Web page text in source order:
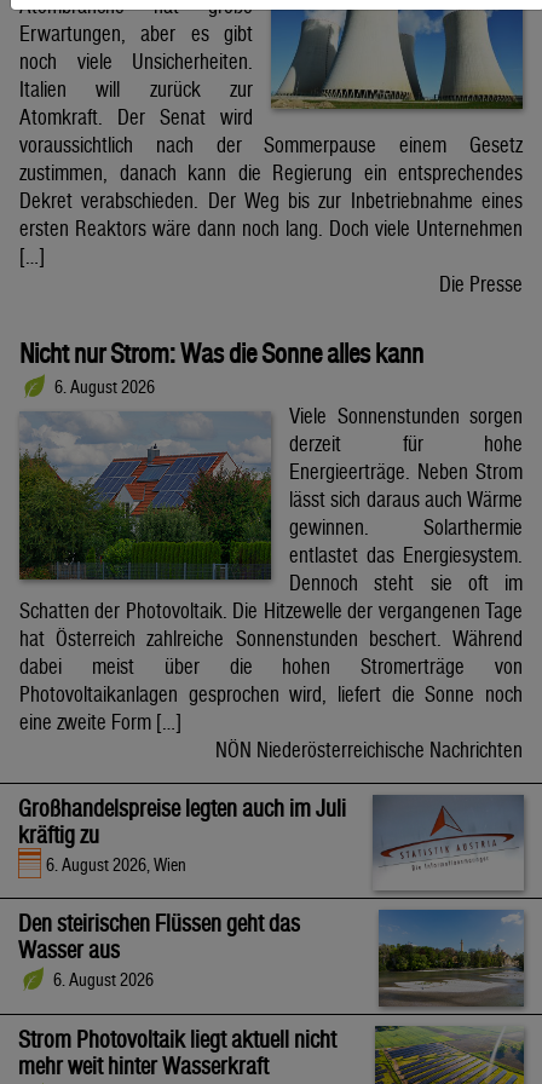
Atombranche hat große
Erwartungen, aber es gibt
noch viele Unsicherheiten.
Italien will zurück zur
Atomkraft. Der Senat wird
voraussichtlich nach der Sommerpause einem Gesetz
zustimmen, danach kann die Regierung ein entsprechendes
Dekret verabschieden. Der Weg bis zur Inbetriebnahme eines
ersten Reaktors wäre dann noch lang. Doch viele Unternehmen
[…]
Die Presse
Nicht nur Strom: Was die Sonne alles kann
6. August 2026
Viele Sonnenstunden sorgen
derzeit für hohe
Energieerträge. Neben Strom
lässt sich daraus auch Wärme
gewinnen. Solarthermie
entlastet das Energiesystem.
Dennoch steht sie oft im
Schatten der Photovoltaik. Die Hitzewelle der vergangenen Tage
hat Österreich zahlreiche Sonnenstunden beschert. Während
dabei meist über die hohen Stromerträge von
Photovoltaikanlagen gesprochen wird, liefert die Sonne noch
eine zweite Form […]
NÖN Niederösterreichische Nachrichten
Großhandelspreise legten auch im Juli
kräftig zu
6. August 2026, Wien
Den steirischen Flüssen geht das
Wasser aus
6. August 2026
Strom Photovoltaik liegt aktuell nicht
mehr weit hinter Wasserkraft